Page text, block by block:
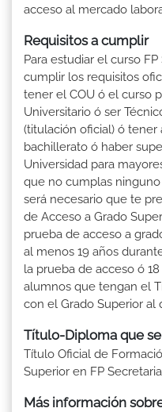
acceso al mercado
Requisitos a cumplir
Para estudiar el curso
cumplir los requisitos
tener el COU ó el curso
Universitario ó ser
(titulación oficial) ó
bachillerato ó haber
Universidad para
que no cumplas
será necesario que te
de Acceso a Grado
prueba de acceso a
al menos 19 años
la prueba de acceso ó
alumnos que tengan el
con el Grado Superior al
Título-Diploma que
Título Oficial de
Superior en FP
Más información